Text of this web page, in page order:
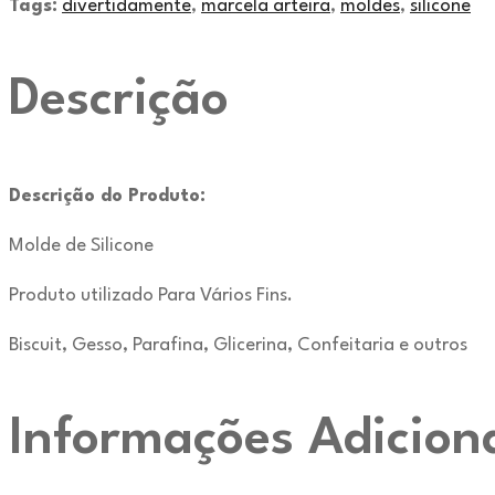
Tags: divertidamente, marcela arteira, moldes, silicone
Descrição
Descrição do Produto:
Molde de Silicone
Produto utilizado Para Vários Fins.
Biscuit, Gesso, Parafina, Glicerina, Confeitaria e outros
Informações